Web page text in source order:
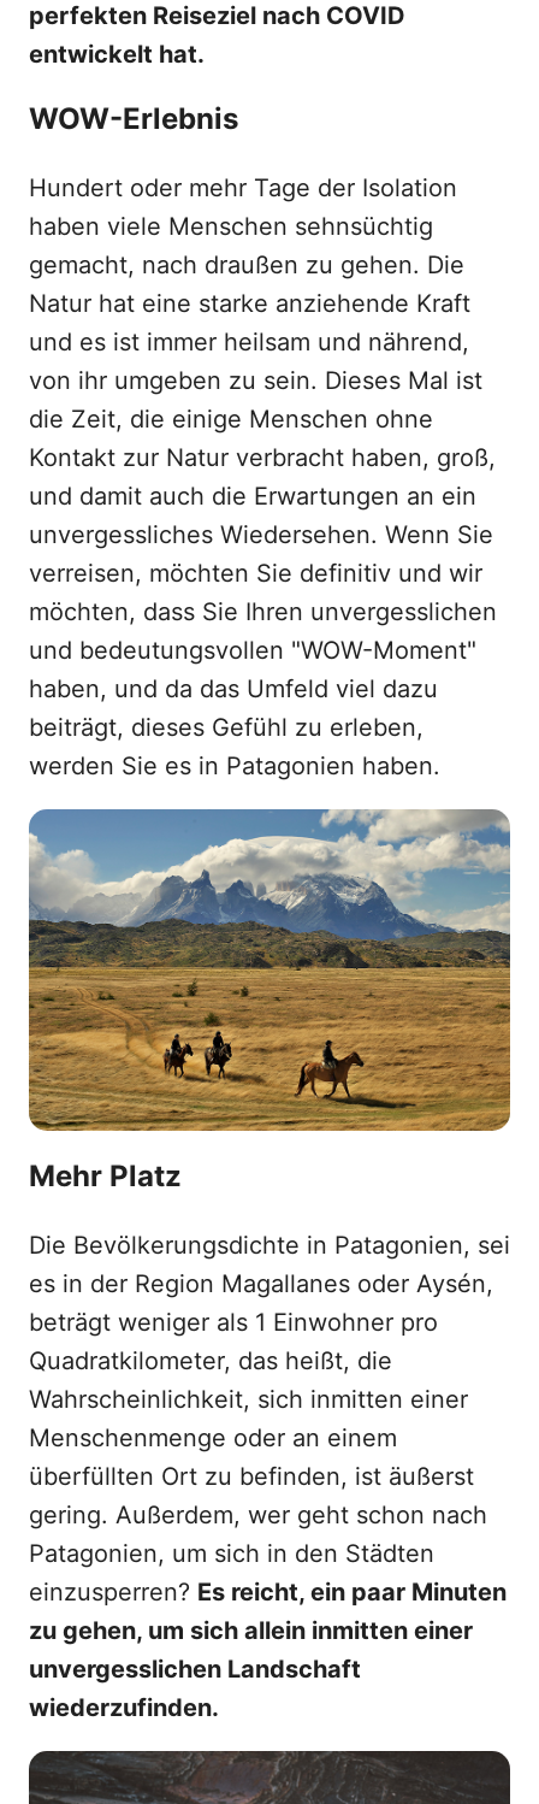
perfekten Reiseziel nach COVID
entwickelt hat.
WOW-Erlebnis
Hundert oder mehr Tage der Isolation
haben viele Menschen sehnsüchtig
gemacht, nach draußen zu gehen. Die
Natur hat eine starke anziehende Kraft
und es ist immer heilsam und nährend,
von ihr umgeben zu sein. Dieses Mal ist
die Zeit, die einige Menschen ohne
Kontakt zur Natur verbracht haben, groß,
und damit auch die Erwartungen an ein
unvergessliches Wiedersehen. Wenn Sie
verreisen, möchten Sie definitiv und wir
möchten, dass Sie Ihren unvergesslichen
und bedeutungsvollen "WOW-Moment"
haben, und da das Umfeld viel dazu
beiträgt, dieses Gefühl zu erleben,
werden Sie es in Patagonien haben.
Mehr Platz
Die Bevölkerungsdichte in Patagonien, sei
es in der Region Magallanes oder Aysén,
beträgt weniger als 1 Einwohner pro
Quadratkilometer, das heißt, die
Wahrscheinlichkeit, sich inmitten einer
Menschenmenge oder an einem
überfüllten Ort zu befinden, ist äußerst
gering. Außerdem, wer geht schon nach
Patagonien, um sich in den Städten
einzusperren? Es reicht, ein paar Minuten
zu gehen, um sich allein inmitten einer
unvergesslichen Landschaft
wiederzufinden.